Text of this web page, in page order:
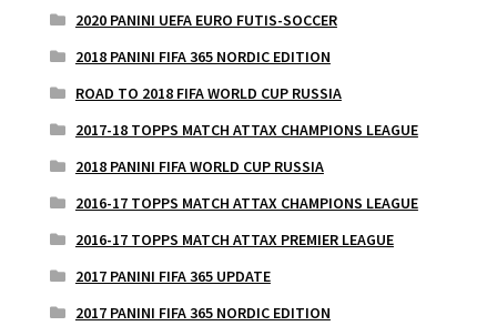
2020 PANINI UEFA EURO FUTIS-SOCCER
2018 PANINI FIFA 365 NORDIC EDITION
ROAD TO 2018 FIFA WORLD CUP RUSSIA
2017-18 TOPPS MATCH ATTAX CHAMPIONS LEAGUE
2018 PANINI FIFA WORLD CUP RUSSIA
2016-17 TOPPS MATCH ATTAX CHAMPIONS LEAGUE
2016-17 TOPPS MATCH ATTAX PREMIER LEAGUE
2017 PANINI FIFA 365 UPDATE
2017 PANINI FIFA 365 NORDIC EDITION